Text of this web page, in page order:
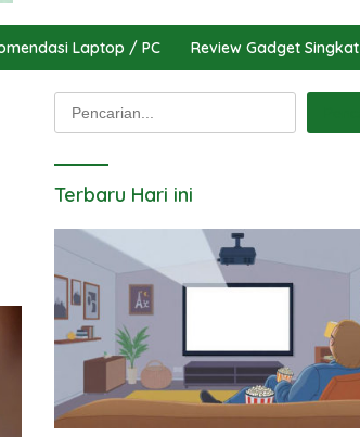
Laptop / PC Review Gadget Singkat
Pencarian
Terbaru Hari ini